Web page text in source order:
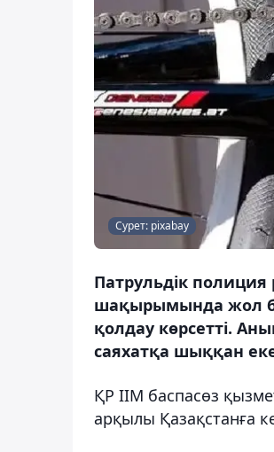
Сурет: pixabay
Патрульдік
шақырымында жол
қолдау көрсетті.
саяхатқа шыққан
ҚР ІІМ баспасөз
арқылы Қазақстанға